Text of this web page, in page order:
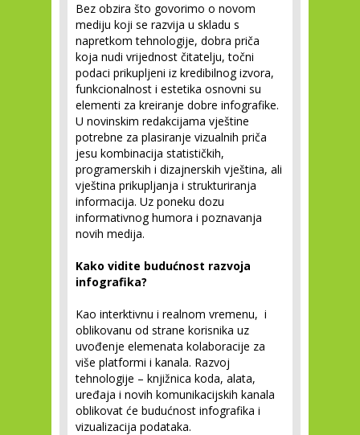
Bez obzira što govorimo o novom
mediju koji se razvija u skladu s
napretkom tehnologije, dobra priča
koja nudi vrijednost čitatelju, točni
podaci prikupljeni iz kredibilnog izvora,
funkcionalnost i estetika osnovni su
elementi za kreiranje dobre infografike.
U novinskim redakcijama vještine
potrebne za plasiranje vizualnih priča
jesu kombinacija statističkih,
programerskih i dizajnerskih vještina, ali
vještina prikupljanja i strukturiranja
informacija. Uz poneku dozu
informativnog humora i poznavanja
novih medija.
Kako vidite budućnost razvoja
infografika?
Kao interktivnu i realnom vremenu, i
oblikovanu od strane korisnika uz
uvođenje elemenata kolaboracije za
više platformi i kanala. Razvoj
tehnologije – knjižnica koda, alata,
uređaja i novih komunikacijskih kanala
oblikovat će budućnost infografika i
vizualizacija podataka.